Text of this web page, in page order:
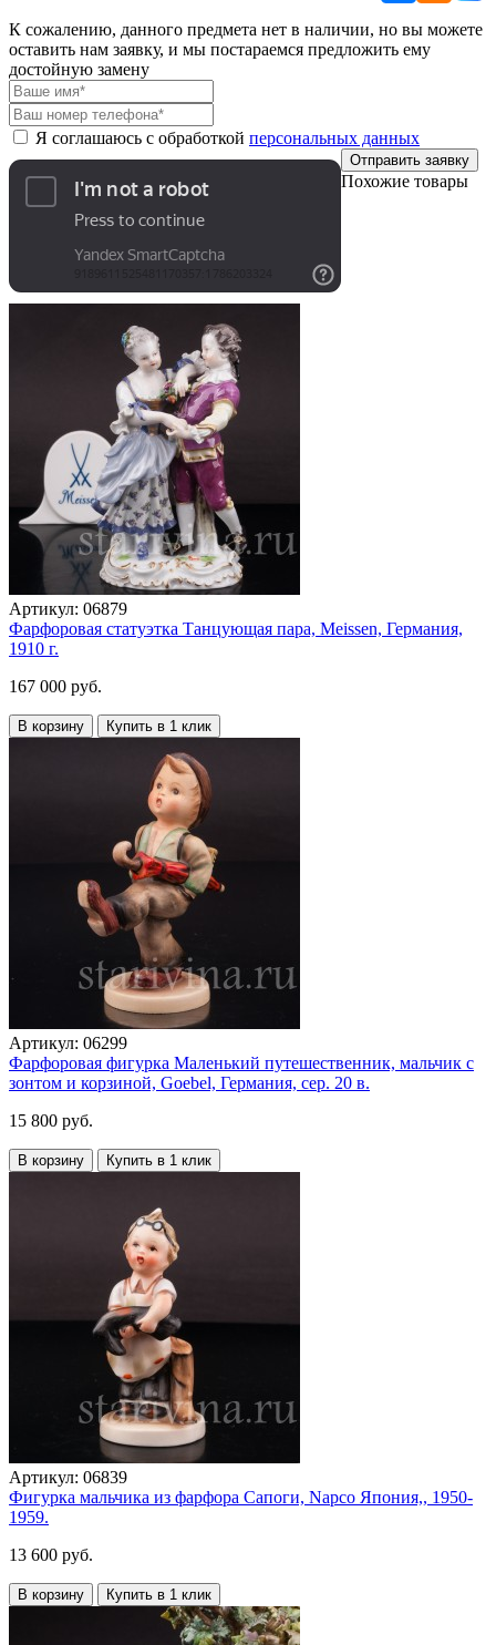
К сожалению, данного предмета нет в наличии, но вы можете
оставить нам заявку, и мы постараемся предложить ему
достойную замену
Я соглашаюсь с обработкой персональных данных
Отправить заявку
Похожие товары
Артикул: 06879
Фарфоровая статуэтка Танцующая пара, Meissen, Германия,
1910 г.
167 000 руб.
В корзину Купить в 1 клик
Артикул: 06299
Фарфоровая фигурка Маленький путешественник, мальчик с
зонтом и корзиной, Goebel, Германия, сер. 20 в.
15 800 руб.
В корзину Купить в 1 клик
Артикул: 06839
Фигурка мальчика из фарфора Сапоги, Napco Япония,, 1950-
1959.
13 600 руб.
В корзину Купить в 1 клик